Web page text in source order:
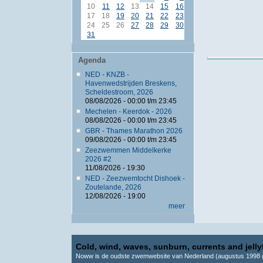
10
11 12 13 14 15
16
17
18 19 20 21 22
23
24
25 26 27 28 29
30
31
Agenda
NED - KNZB -
Havenwedstrijden Breskens,
Scheldestroom, 2026
08/08/2026 - 00:00t/m 23:45
Mechelen - Keerdok - 2026
08/08/2026 - 00:00t/m 23:45
GBR - Thames Marathon 2026
09/08/2026 - 00:00t/m 23:45
Zeezwemmen Middelkerke
2026 #2
11/08/2026 - 19:30
NED - Zeezwemtocht Dishoek -
Zoutelande, 2026
12/08/2026 - 19:00
meer
Cold, wind, waves, sunburn, currents and
Noww is de oudste zwemwebsite van Nederland (augustus 1998